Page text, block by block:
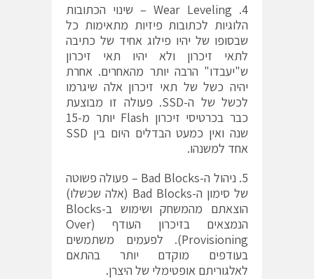
4. Wear Leveling – שינוי הכתובות
הלוגיות לכתובות פיזיות מתאימות כל
שבסופו של יהיו פילוג אחיד של כתיבה
לתאי זיכרון ולא יהיו תאי זיכרון
ש"יעבדו" הרבה יותר מהאחרים. אחרת
יהיה כשל של תאי זיכרון אלה שיגרמו
לכשל של ה-SSD. פעולה זו מבוצעת
כבר בכרטיסי זיכרון Flash יותר מ-15
שנה ואין כמעט הבדלים היום בין SSD
אחד למשנהו.
5. ניהול ה-Bad Blocks – פעולה פשוטה
של סימון ה-Bad Blocks (אלה שכשלו)
הוצאתם מהמשחק ושימוש ב-Blocks
הנמצאים בזיכרון העודף (Over
Provisioning). לפעמים משתמשים
בעודפים מוקדם יותר בהתאם
לאלגוריתם אופטימלי של היצרן.